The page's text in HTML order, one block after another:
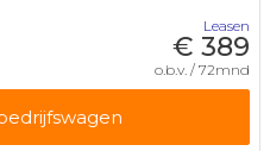
Leasen
€ 389
o.b.v. / 72mnd